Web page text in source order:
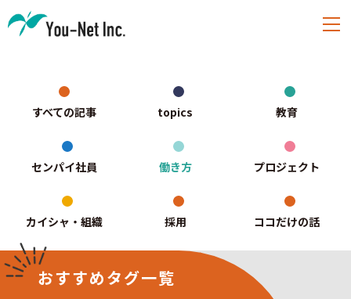
すべての記事 topics 教育
センパイ社員 働き方 プロジェクト
カイシャ・組織 採用 ココだけの話
おすすめタグ一覧